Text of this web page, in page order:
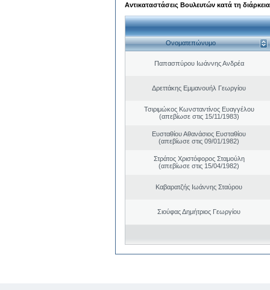
Αντικαταστάσεις Βουλευτών κατά τη
Ονοματεπώνυμο
Παπασπύρου Ιωάννης Ανδρέα
Δρεττάκης Εμμανουήλ Γεωργίου
Τσιριμώκος Κωνσταντίνος Ευαγγέλου
(απεβίωσε στις 15/11/1983)
Ευσταθίου Αθανάσιος Ευσταθίου
(απεβίωσε στις 09/01/1982)
Στράτος Χριστόφορος Σταμούλη
(απεβίωσε στις 15/04/1982)
Καβαρατζής Ιωάννης Σταύρου
Σιούφας Δημήτριος Γεωργίου